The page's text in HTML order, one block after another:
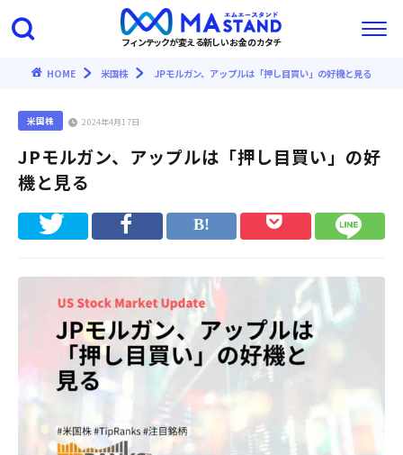
フィンテックが変える新しいお金のカタチ
HOME 米国株 JPモルガン、アップルは「押し目買い」の好機と見る
米国株 2024年4月17日
JPモルガン、アップルは「押し目買い」の好
機と見る